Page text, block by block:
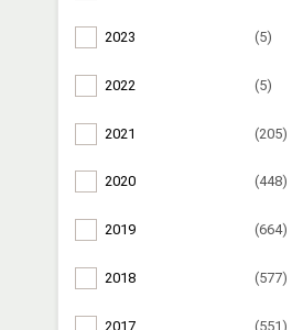
2023 (5)
2022 (5)
2021 (205)
2020 (448)
2019 (664)
2018 (577)
2017 (551)